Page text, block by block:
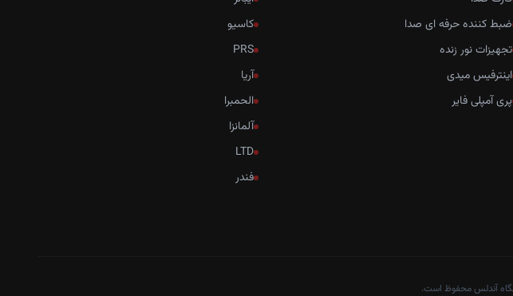
ضبط کننده حرفه ای صدا
تجهیزات نور زنده
اینترفیس میدی
پری آمپلی فایر
کاسیو
PRS
آریا
الحمبرا
آلمانزا
LTD
فندر